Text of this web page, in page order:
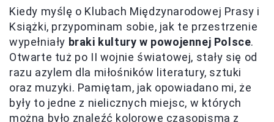
Kiedy myślę o Klubach Międzynarodowej Prasy i
Książki, przypominam sobie, jak te przestrzenie
wypełniały braki kultury w powojennej Polsce.
Otwarte tuż po II wojnie światowej, stały się od
razu azylem dla miłośników literatury, sztuki
oraz muzyki. Pamiętam, jak opowiadano mi, że
były to jedne z nielicznych miejsc, w których
można było znaleźć kolorowe czasopisma z